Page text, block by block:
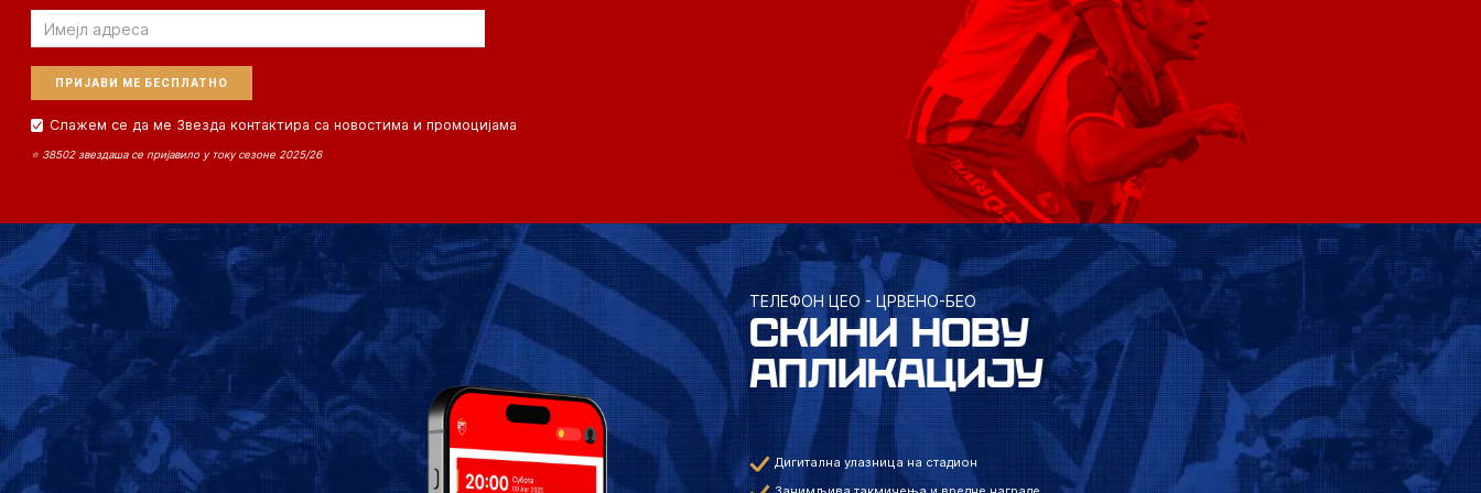
Email
Слажем се да ме Звезда контактира са новостима и промоцијама
⭐ 38502 звездаша се пријавило у току сезоне 2025/26
ТЕЛЕФОН ЦЕО - ЦРВЕНО-БЕО
СКИНИ НОВУ
АПЛИКАЦИЈУ
Дигитална улазница на стадион